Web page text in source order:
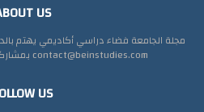
US
مجلة الجامعة فضاء دراسي أكاديمي يهتم
بمشاركاتكم عبر البريد الإلكتروني contact@beinstudies.com
US